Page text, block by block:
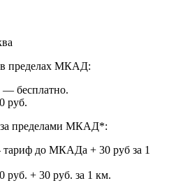
в пределах МКАД:
— бесплатно.
руб.
за пределами МКАД*:
тариф до МКАДа + 30 руб за 1
руб. + 30 руб. за 1 км.